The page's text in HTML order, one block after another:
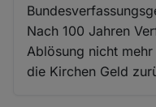
Nach 100 Jahren
Ablösung nicht
die Kirchen Geld